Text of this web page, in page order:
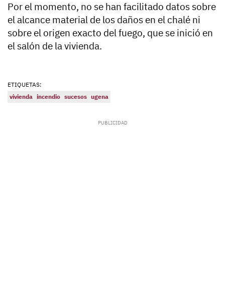
Por el momento, no se han facilitado datos sobre
el alcance material de los daños en el chalé ni
sobre el origen exacto del fuego, que se inició en
el salón de la vivienda.
ETIQUETAS:
vivienda incendio sucesos ugena